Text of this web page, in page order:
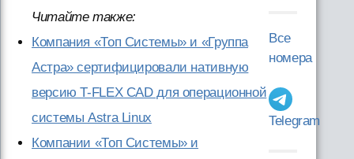
Читайте также:
Компания «Топ Системы» и «Группа
Астра» сертифицировали нативную
версию T-FLEX CAD для операционной
системы Astra Linux
Компании «Топ Системы» и
Все
номера
Telegram